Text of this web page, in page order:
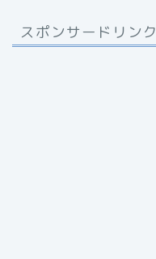
スポンサードリンク